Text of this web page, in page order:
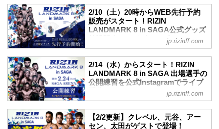
師匠である髙阪剛とともに盃を交わす。
師匠から見た堀江圭功とは。そして髙阪
の考えるグスタボ対策とは。
空手系ストレートのストライカー堀江
が答えてくれるかも…！？
大会を間近に控えた選手たちの練習風
景、質疑応答の様子を是非ライブ配信で
公開練習 Instagramライブ配信スケジュ
ール
日付 開始時間 選手 その他
2/14（水） 16:30〜 堀江圭功 -
...
2月16日（金）18時より、RIZIN
LANDMARK 8 in SAGAに関する記者会見
を行うことが決定した。この会見の様子
はRIZIN FF公式Youtubeチャンネルで
をしてリマインダー設定をしておくと、
LIVE配信開始の通知を受け取ることがで
きるぞ！この機会に是非、RIZIN FF公式
Youtubeチャンネルを登録しよう！
記者会見日時
2024年2月16日（金）18:00
RIZIN FF公式Youtube...
2/10（土）20時からWEB先行予約
販売がスタート！RIZIN
LANDMARK 8 in SAGA公式グッズ
特設販売ページがオープン！ -
RIZIN FIGHTING FEDERATION オ
フィシャルサイト
2月10日（土）20時より、RIZIN
LANDMARK 8 in SAGA公式グッズの
WEB先行予約販売がスタートするぞ！
今回も大好評のポスターデザインがプリ
RIZINチャンピオンベルトのデザイングッ
ズや、ロングTシャツやスウェットパーカ
jp.rizinff.com
2/14（水）からスタート！RIZIN
LANDMARK 8 in SAGA 出場選手の
公開練習を公式Instagramでライブ
配信！ - RIZIN FIGHTING
FEDERATION オフィシャルサイト
2月14日（水）よりRIZIN LANDMARK 8
in SAGAに出場する選手たちの公開練習
jp.rizinff.com
【2/2更新】クレベル、元谷、アー
セン、太田がゲストで登場！